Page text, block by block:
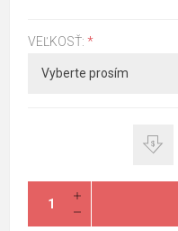
VEĽKOSŤ: *